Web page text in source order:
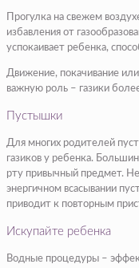
Прогулка на свежем
избавления от
успокаивает ребенка,
Движение, покачивание
важную роль – газики
Пустышки
Для многих родителей
газиков у ребенка.
рту привычный предмет.
энергичном всасывании
приводит к повторным
Искупайте ребенка
Водные процедуры –